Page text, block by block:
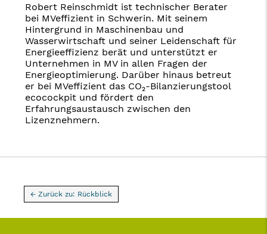
Robert Reinschmidt ist technischer Berater
bei MVeffizient in Schwerin. Mit seinem
Hintergrund in Maschinenbau und
Wasserwirtschaft und seiner Leidenschaft für
Energieeffizienz berät und unterstützt er
Unternehmen in MV in allen Fragen der
Energieoptimierung. Darüber hinaus betreut
er bei MVeffizient das CO₂-Bilanzierungstool
ecocockpit und fördert den
Erfahrungsaustausch zwischen den
Lizenznehmern.
← Zurück zu: Rückblick